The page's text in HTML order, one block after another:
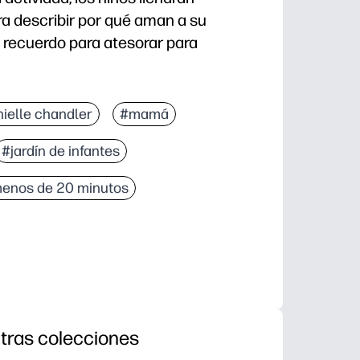
describir por qué aman a su
para atesorar para
crayones o lápices y estarás listo para una
ayudan a su hijo a expresar sus sentimientos en
meter en una tarjeta o marco - un recuerdo que
aula: uso para centros, terminadores rápidos o
chandler #mamá
#jardín de infantes
de 20 minutos
colecciones